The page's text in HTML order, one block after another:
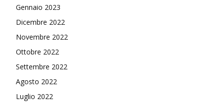
Gennaio 2023
Dicembre 2022
Novembre 2022
Ottobre 2022
Settembre 2022
Agosto 2022
Luglio 2022